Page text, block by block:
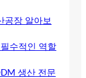
공장 알아보
수적인 역할
생산 전문